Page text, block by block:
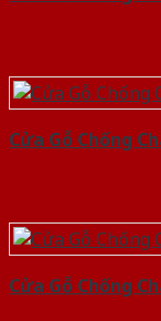
Cửa Gỗ Chống
Cửa Gỗ Chống